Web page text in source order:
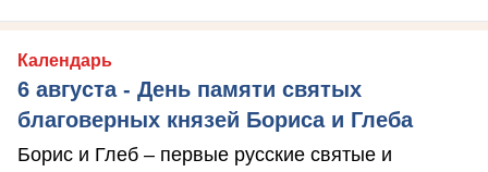
Календарь
6 августа - День памяти святых
благоверных князей Бориса и Глеба
Борис и Глеб – первые русские святые и